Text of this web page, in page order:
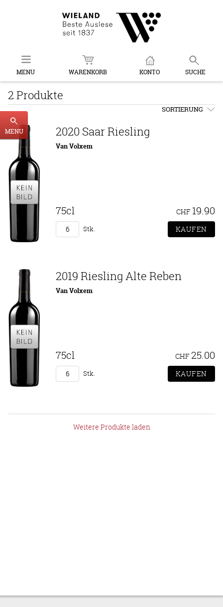
MENU WARENKORB KONTO SUCHE
MENU
2 Produkte
SORTIERUNG
2020 Saar Riesling
Van Volxem
75cl CHF 19.90
Stk.
2019 Riesling Alte Reben
Van Volxem
75cl CHF 25.00
Stk.
Weitere Produkte laden